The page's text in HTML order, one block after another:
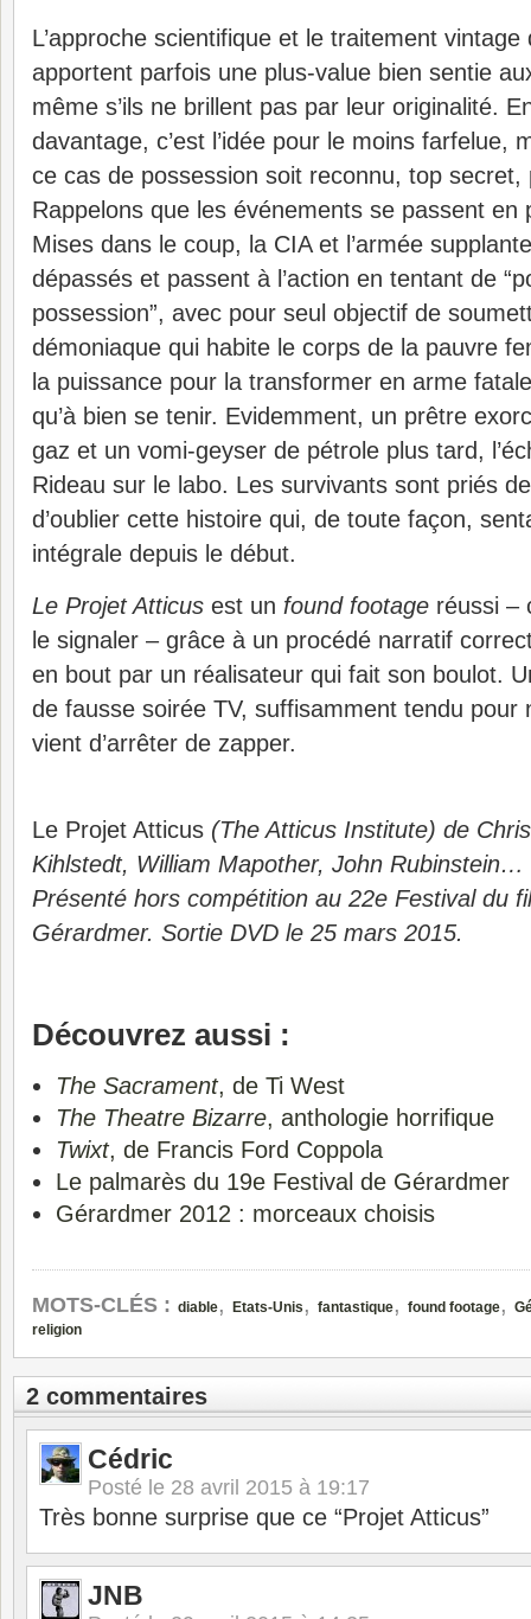
L’approche scientifique et le traitement
apportent parfois une plus-value bien sentie
même s’ils ne brillent pas par leur originalité.
davantage, c’est l’idée pour le moins farfelue,
ce cas de possession soit reconnu, top secret,
Rappelons que les événements se passent en
Mises dans le coup, la CIA et l’armée
dépassés et passent à l’action en tentant de
possession”, avec pour seul objectif de
démoniaque qui habite le corps de la pauvre
la puissance pour la transformer en arme
qu’à bien se tenir. Evidemment, un prêtre
gaz et un vomi-geyser de pétrole plus tard,
Rideau sur le labo. Les survivants sont priés
d’oublier cette histoire qui, de toute façon,
intégrale depuis le début.
Le Projet Atticus est un found footage réussi –
le signaler – grâce à un procédé narratif
en bout par un réalisateur qui fait son boulot.
de fausse soirée TV, suffisamment tendu pour
vient d’arrêter de zapper.
Le Projet Atticus (The Atticus Institute) de
Kihlstedt, William Mapother, John
Présenté hors compétition au 22e Festival du
Gérardmer. Sortie DVD le 25 mars 2015.
Découvrez aussi :
The Sacrament, de Ti West
The Theatre Bizarre, anthologie horrifique
Twixt, de Francis Ford Coppola
Le palmarès du 19e Festival de Gérardmer
Gérardmer 2012 : morceaux choisis
MOTS-CLÉS : diable, Etats-Unis , fantastique, found footage,
religion
2 commentaires
Cédric
Posté le 28 avril 2015 à 19:17
Très bonne surprise que ce “Projet Atticus”
JNB